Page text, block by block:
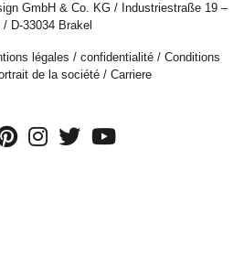
GmbH & Co. KG / Industriestraße 19 –
/ D-33034 Brakel
légales / confidentialité / Conditions
de la société/ Carriere